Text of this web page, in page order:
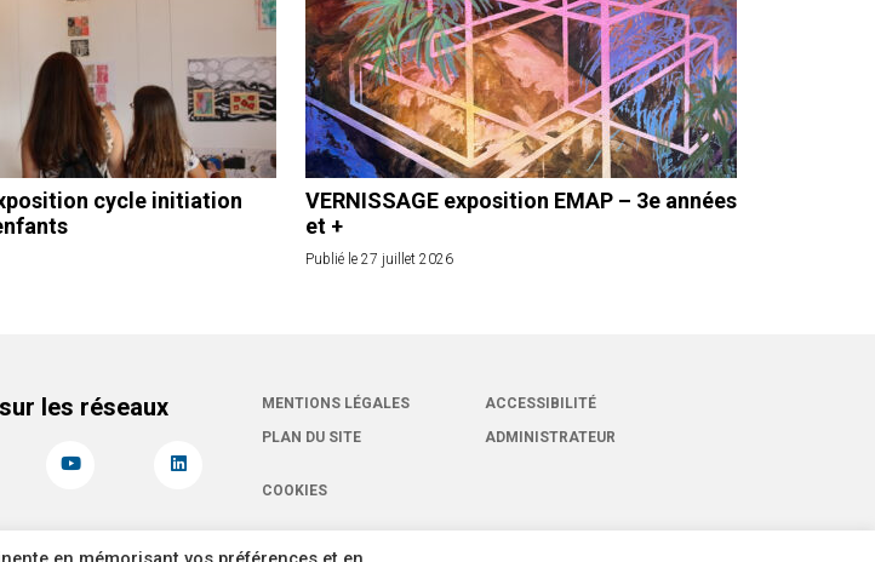
cycle initiation
VERNISSAGE exposition EMAP – 3e années
et +
Publié le 27 juillet 2026
sur les réseaux
MENTIONS LÉGALES
PLAN DU SITE
ACCESSIBILITÉ
ADMINISTRATEUR
COOKIES